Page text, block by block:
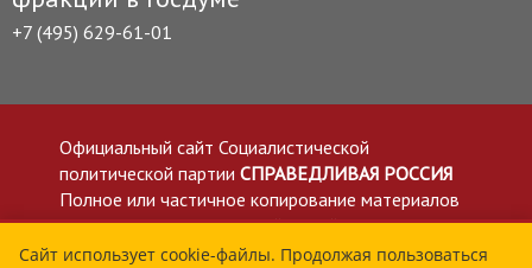
+7 (495) 629-61-01
Официальный сайт Социалистической
политической партии СПРАВЕДЛИВАЯ РОССИЯ
Полное или частичное копирование материалов
приветствуется со ссылкой на сайт spravedlivo.ru
Политика в отношении обработки персональных
Сайт использует cookie-файлы. Продолжая пользоваться